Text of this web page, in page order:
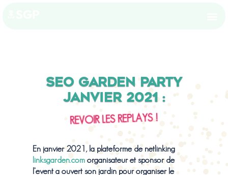
SEO GARDEN PARTY
JANVIER 2021 :
REVOIR LES REPLAYS !
En janvier 2021, la plateforme de netlinking
linksgarden.comorganisateur et sponsor de
l’event a ouvert son jardin pour organiser le